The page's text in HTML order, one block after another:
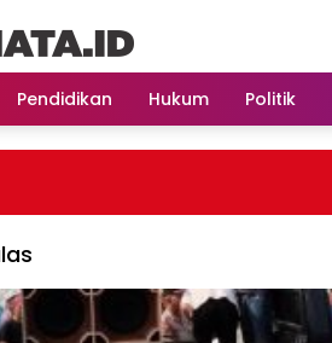
Pendidikan Hukum Politik